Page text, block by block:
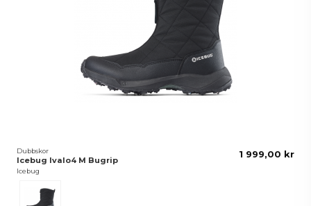
Dubbskor
Icebug Ivalo4 M Bugrip
Icebug
Svart
1 999,00 kr